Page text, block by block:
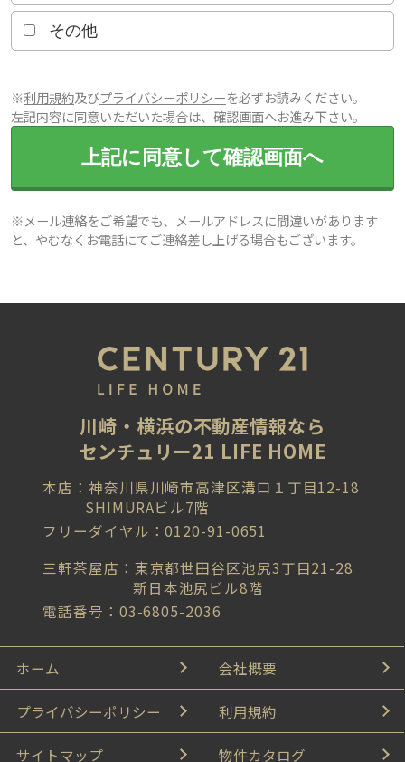
その他
※利用規約及びプライバシーポリシーを必ずお読みください。
左記内容に同意いただいた場合は、確認画面へお進み下さい。
上記に同意して確認画面へ
※メール連絡をご希望でも、メールアドレスに間違いがあります
と、やむなくお電話にてご連絡差し上げる場合もございます。
川崎・横浜の不動産情報なら
センチュリー21 LIFE HOME
本店：神奈川県川崎市高津区溝口１丁目12-18
SHIMURAビル7階
フリーダイヤル：0120-91-0651
三軒茶屋店：東京都世田谷区池尻3丁目21-28
新日本池尻ビル8階
電話番号：03-6805-2036
ホーム 会社概要
プライバシーポリシー 利用規約
サイトマップ 物件カタログ